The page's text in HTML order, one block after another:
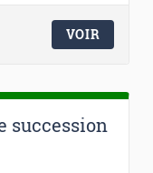
VOIR
succession